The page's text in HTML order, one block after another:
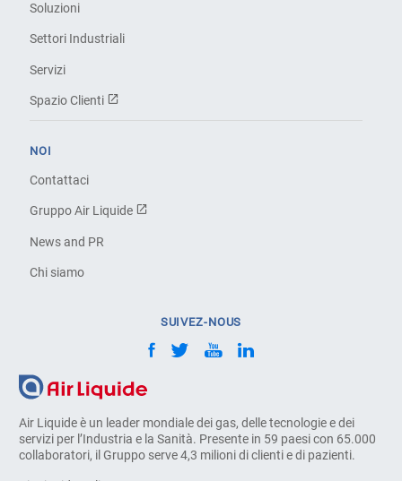
Air Liquide è un leader mondiale dei gas, delle tecnologie e dei
servizi per l’Industria e la Sanità. Presente in 59 paesi con 65.000
collaboratori, il Gruppo serve 4,3 milioni di clienti e di pazienti.
Soluzioni
Settori Industriali
Servizi
Spazio Clienti
NOI
Contattaci
Gruppo Air Liquide
News and PR
Chi siamo
SUIVEZ-NOUS